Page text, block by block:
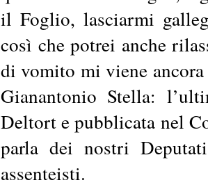
il Foglio, lasciarmi
così che potrei anche
di vomito mi viene
Gianantonio Stella:
Deltort e pubblicata nel
parla dei nostri
assenteisti.